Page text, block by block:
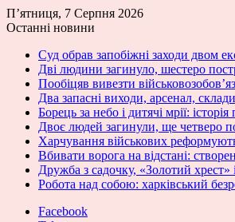
П’ятниця, 7 Серпня 2026
Останні новини
Суд обрав запобіжні заходи двом
Дві людини загинуло, шестеро
Пообіцяв вивезти
Два запасні виходи, арсенал,
Борець за небо і дитячі мрії:
Двоє людей загинули, ще четверо
Харчування військових
Вбивати ворога на відстані:
Дружба з садочку, «Золотий
Робота над собою: харківський
Facebook